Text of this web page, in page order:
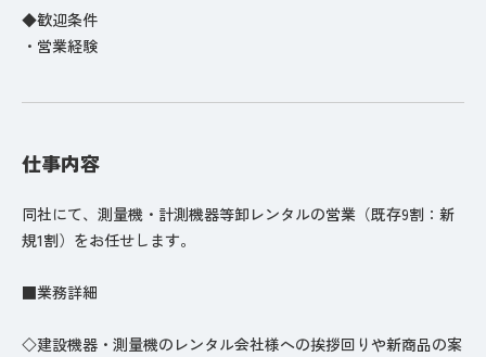
◆歓迎条件
・営業経験
仕事内容
同社にて、測量機・計測機器等卸レンタルの営業（既存9割：新
規1割）をお任せします。
■業務詳細
◇建設機器・測量機のレンタル会社様への挨拶回りや新商品の案